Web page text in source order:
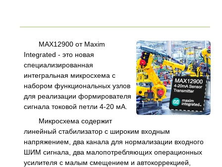
MAX12900 от Maxim
Integrated - это новая
специализированная
интегральная микросхема с
набором функциональных узлов
для реализации формирователя
сигнала токовой петли 4-20 мА.
Микросхема содержит
линейный стабилизатор с широким входным
напряжением, два канала для нормализации входного
ШИМ сигнала, два малопотребляющих операционных
усилителя с малым смещением и автокоррекцией,